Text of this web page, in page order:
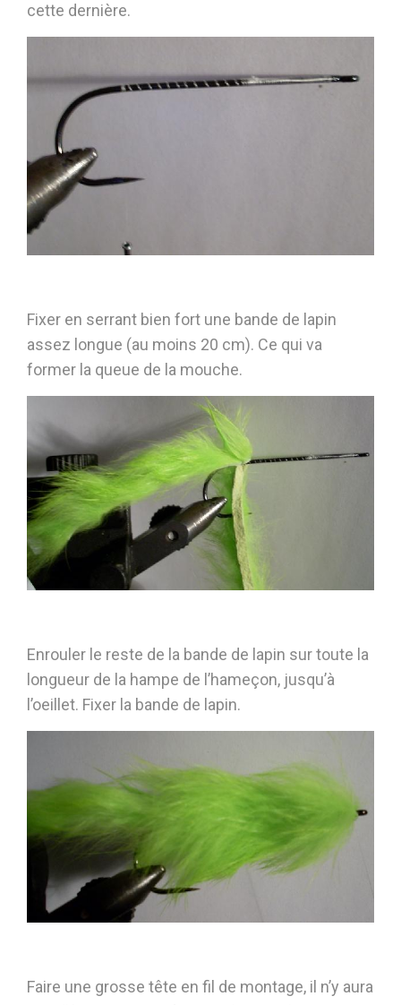
cette dernière.
Fixer en serrant bien fort une bande de lapin
assez longue (au moins 20 cm). Ce qui va
former la queue de la mouche.
Enrouler le reste de la bande de lapin sur toute la
longueur de la hampe de l’hameçon, jusqu’à
l’oeillet. Fixer la bande de lapin.
Faire une grosse tête en fil de montage, il n’y aura